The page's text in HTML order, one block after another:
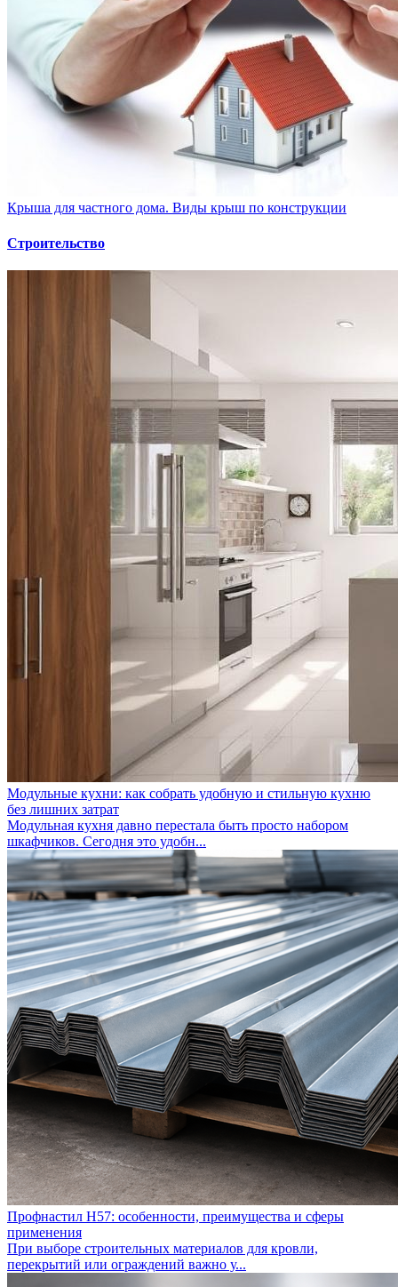
Крыша для частного дома. Виды крыш по конструкции
Строительство
Модульные кухни: как собрать удобную и стильную кухню
без лишних затрат
Модульная кухня давно перестала быть просто набором
шкафчиков. Сегодня это удобн...
Профнастил Н57: особенности, преимущества и сферы
применения
При выборе строительных материалов для кровли,
перекрытий или ограждений важно у...